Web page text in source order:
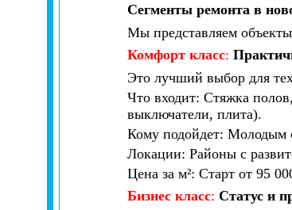
Сегменты ремонта в
Мы представляем
Комфорт класс:
Это лучший выбор для
Что входит: Стяжка
выключатели, плита).
Кому подойдет: Молодым
Локации: Районы с
Цена за м²: Старт от 95
Бизнес класс: Статус и